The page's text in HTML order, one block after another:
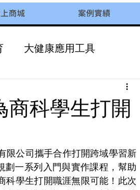
商城 案例實績
大健康應用工具
商科學生打開
限公司攜手合作打開跨域學習新
劃一系列入門與實作課程，幫助
科學生打開職涯無限可能！此次